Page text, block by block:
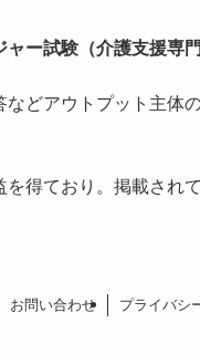
ー試験（介護支援専
どアウトプット主体
得ており。掲載され
お問い合わせ プライバシ